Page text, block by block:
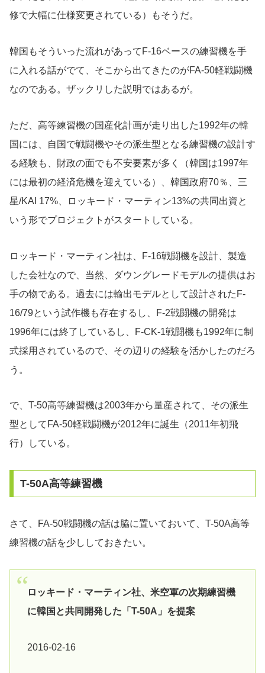
修で大幅に仕様変更されている）もそうだ。
韓国もそういった流れがあってF-16ベースの練習機を手
に入れる話がでて、そこから出てきたのがFA-50軽戦闘機
なのである。ザックリした説明ではあるが。
ただ、高等練習機の国産化計画が走り出した1992年の韓
国には、自国で戦闘機やその派生型となる練習機の設計す
る経験も、財政の面でも不安要素が多く（韓国は1997年
には最初の経済危機を迎えている）、韓国政府70％、三
星/KAI 17%、ロッキード・マーティン13%の共同出資と
いう形でプロジェクトがスタートしている。
ロッキード・マーティン社は、F-16戦闘機を設計、製造
した会社なので、当然、ダウングレードモデルの提供はお
手の物である。過去には輸出モデルとして設計されたF-
16/79という試作機も存在するし、F-2戦闘機の開発は
1996年には終了しているし、F-CK-1戦闘機も1992年に制
式採用されているので、その辺りの経験を活かしたのだろ
う。
で、T-50高等練習機は2003年から量産されて、その派生
型としてFA-50軽戦闘機が2012年に誕生（2011年初飛
行）している。
T-50A高等練習機
さて、FA-50戦闘機の話は脇に置いておいて、T-50A高等
練習機の話を少ししておきたい。
ロッキード・マーティン社、米空軍の次期練習機
に韓国と共同開発した「T-50A」を提案
2016-02-16